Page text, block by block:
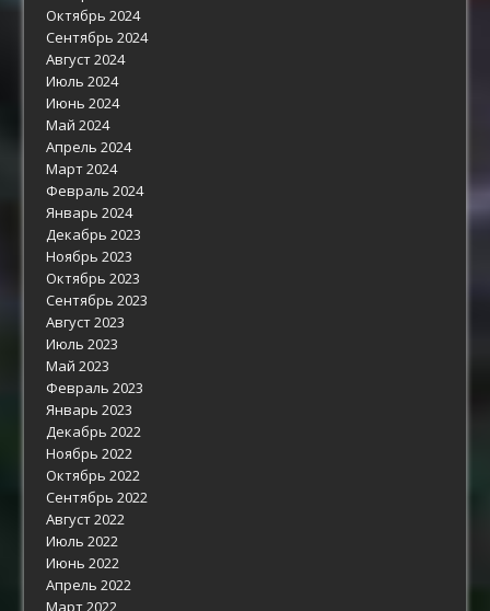
Октябрь 2024
Сентябрь 2024
Август 2024
Июль 2024
Июнь 2024
Май 2024
Апрель 2024
Март 2024
Февраль 2024
Январь 2024
Декабрь 2023
Ноябрь 2023
Октябрь 2023
Сентябрь 2023
Август 2023
Июль 2023
Май 2023
Февраль 2023
Январь 2023
Декабрь 2022
Ноябрь 2022
Октябрь 2022
Сентябрь 2022
Август 2022
Июль 2022
Июнь 2022
Апрель 2022
Март 2022